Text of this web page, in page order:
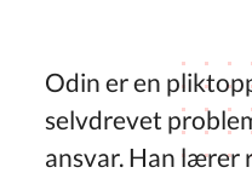
Odin er en
selvdrevet
ansvar. Han lærer